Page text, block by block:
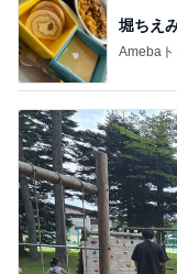
堀ちえ
Amebaト